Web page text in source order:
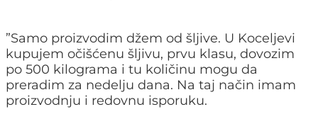
”Samo proizvodim džem od šljive. U Koceljevi
kupujem očišćenu šljivu, prvu klasu, dovozim
po 500 kilograma i tu količinu mogu da
preradim za nedelju dana. Na taj način imam
proizvodnju i redovnu isporuku.